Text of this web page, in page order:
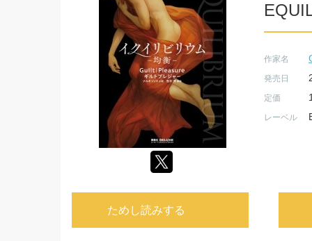
作家名
発売日
定価
レーベル
ためし読みする